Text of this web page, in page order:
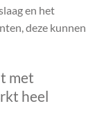
en het
deze kunnen
met
heel